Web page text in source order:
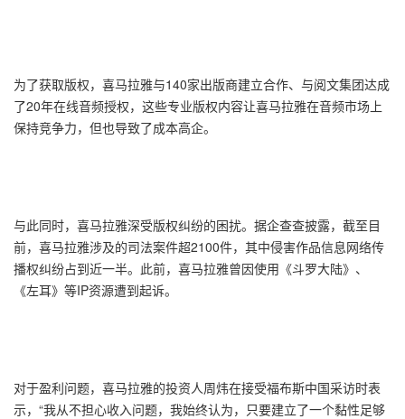
为了获取版权，喜马拉雅与140家出版商建立合作、与阅文集团达成
了20年在线音频授权，这些专业版权内容让喜马拉雅在音频市场上
保持竞争力，但也导致了成本高企。
与此同时，喜马拉雅深受版权纠纷的困扰。据企查查披露，截至目
前，喜马拉雅涉及的司法案件超2100件，其中侵害作品信息网络传
播权纠纷占到近一半。此前，喜马拉雅曾因使用《斗罗大陆》、
《左耳》等IP资源遭到起诉。
对于盈利问题，喜马拉雅的投资人周炜在接受福布斯中国采访时表
示，“我从不担心收入问题，我始终认为，只要建立了一个黏性足够